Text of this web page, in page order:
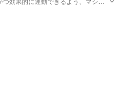
効果的に運動できるよう、マシン